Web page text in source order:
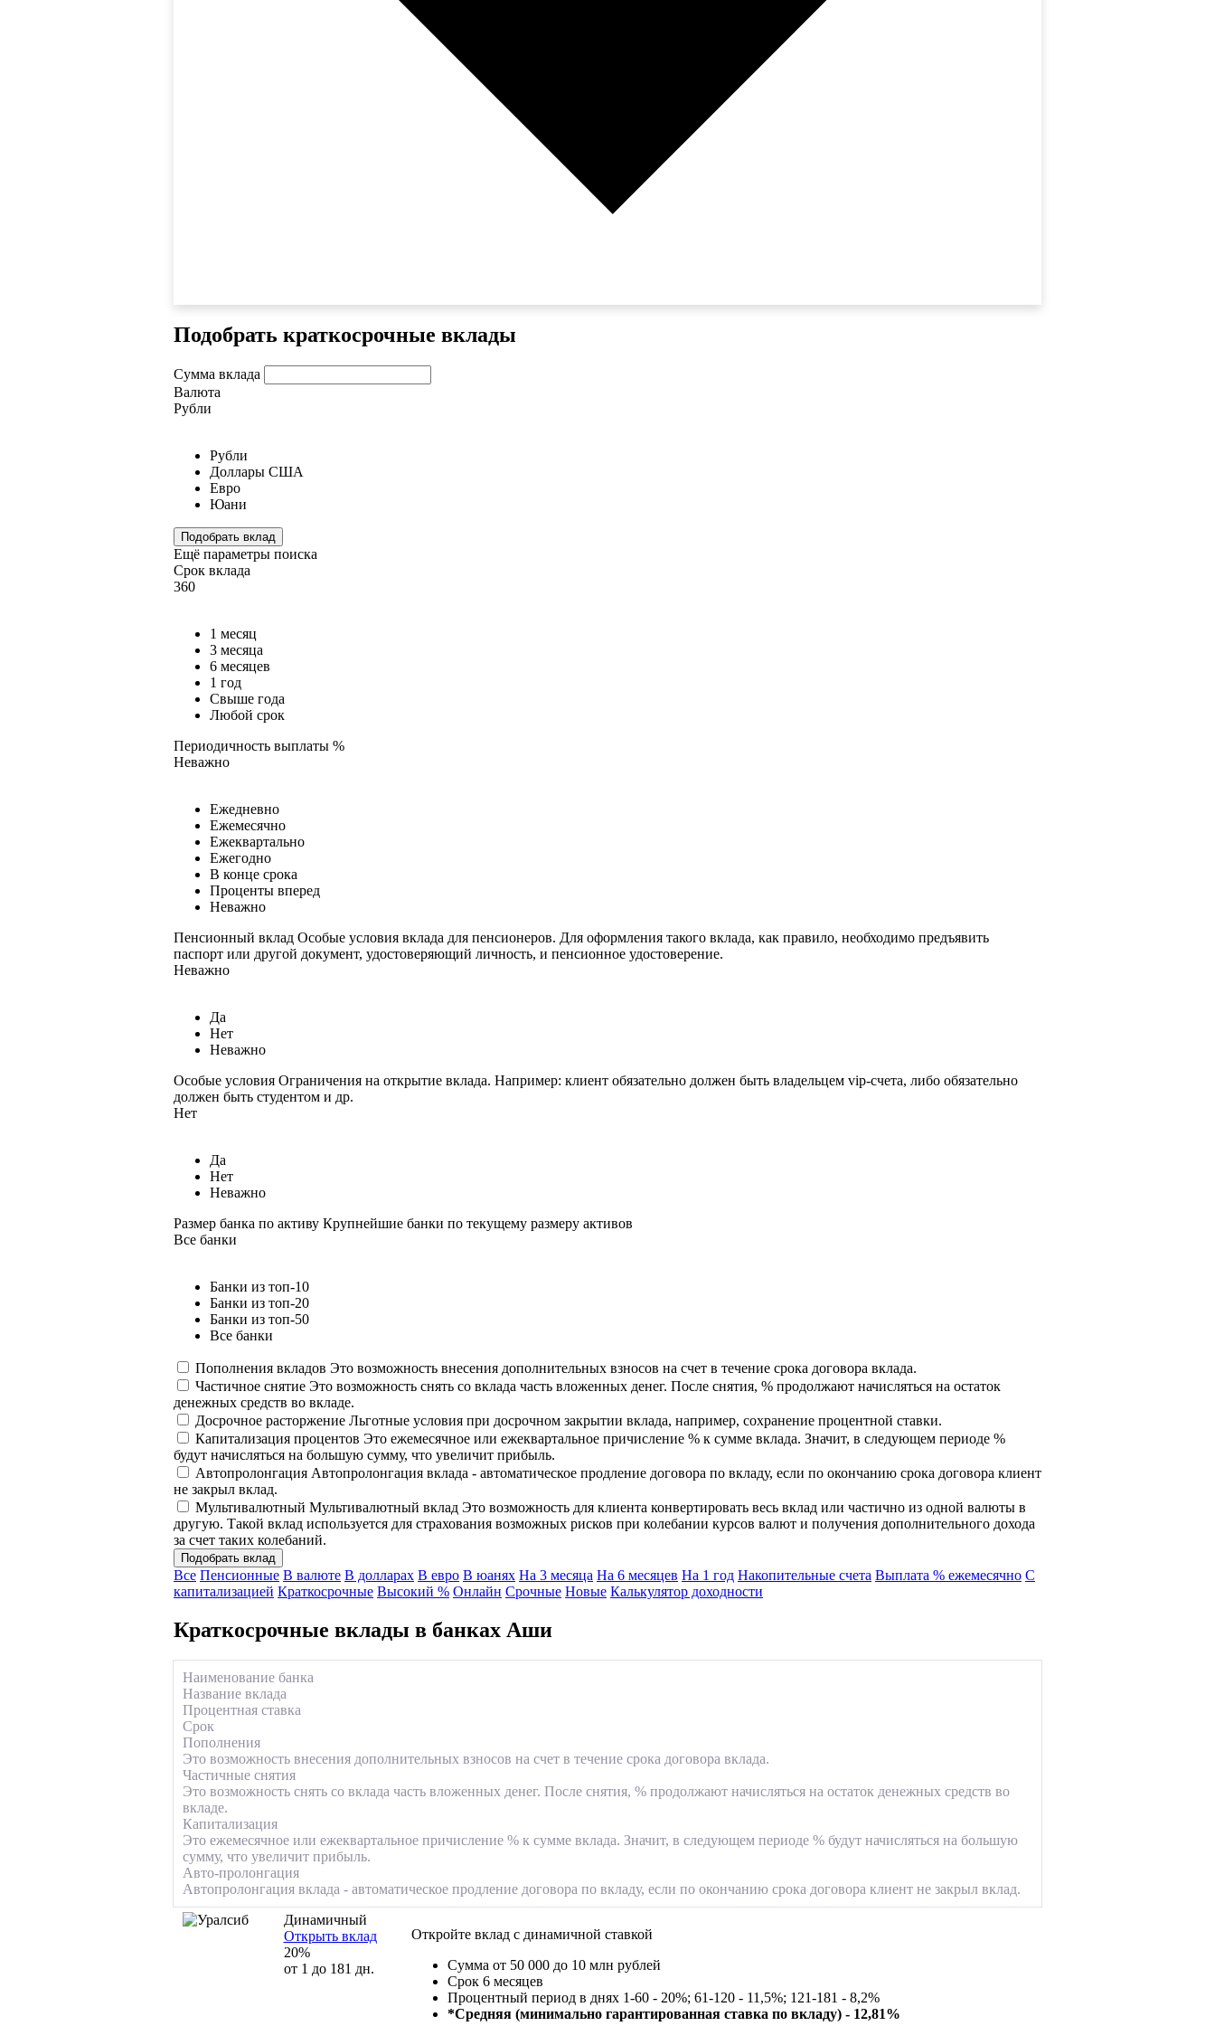
Подобрать краткосрочные вклады
Сумма вклада
Валюта
Рубли
Рубли
Доллары США
Евро
Юани
Подобрать вклад
Ещё параметры поиска
Срок вклада
360
1 месяц
3 месяца
6 месяцев
1 год
Свыше года
Любой срок
Периодичность выплаты %
Неважно
Ежедневно
Ежемесячно
Ежеквартально
Ежегодно
В конце срока
Проценты вперед
Неважно
Пенсионный вклад Особые условия вклада для пенсионеров. Для оформления такого вклада, как правило, необходимо предъявить
паспорт или другой документ, удостоверяющий личность, и пенсионное удостоверение.
Неважно
Да
Нет
Неважно
Особые условия Ограничения на открытие вклада. Например: клиент обязательно должен быть владельцем vip-счета, либо обязательно
должен быть студентом и др.
Нет
Да
Нет
Неважно
Размер банка по активу Крупнейшие банки по текущему размеру активов
Все банки
Банки из топ-10
Банки из топ-20
Банки из топ-50
Все банки
Пополнения вкладов Это возможность внесения дополнительных взносов на счет в течение срока договора вклада.
Частичное снятие Это возможность снять со вклада часть вложенных денег. После снятия, % продолжают начисляться на остаток
денежных средств во вкладе.
Досрочное расторжение Льготные условия при досрочном закрытии вклада, например, сохранение процентной ставки.
Капитализация процентов Это ежемесячное или ежеквартальное причисление % к сумме вклада. Значит, в следующем периоде %
будут начисляться на большую сумму, что увеличит прибыль.
Автопролонгация Автопролонгация вклада - автоматическое продление договора по вкладу, если по окончанию срока договора клиент
не закрыл вклад.
Мультивалютный Мультивалютный вклад Это возможность для клиента конвертировать весь вклад или частично из одной валюты в
другую. Такой вклад используется для страхования возможных рисков при колебании курсов валют и получения дополнительного дохода
за счет таких колебаний.
Подобрать вклад
Все Пенсионные В валюте В долларах В евро В юанях На 3 месяца На 6 месяцев На 1 год Накопительные счета Выплата % ежемесячно С
капитализацией Краткосрочные Высокий % Онлайн Срочные Новые Калькулятор доходности
Краткосрочные вклады в банках Аши
Наименование банка
Название вклада
Процентная ставка
Срок
Пополнения
Это возможность внесения дополнительных взносов на счет в течение срока договора вклада.
Частичные снятия
Это возможность снять со вклада часть вложенных денег. После снятия, % продолжают начисляться на остаток денежных средств во
вкладе.
Капитализация
Это ежемесячное или ежеквартальное причисление % к сумме вклада. Значит, в следующем периоде % будут начисляться на большую
сумму, что увеличит прибыль.
Авто-пролонгация
Автопролонгация вклада - автоматическое продление договора по вкладу, если по окончанию срока договора клиент не закрыл вклад.
Динамичный
Открыть вклад
20%
от 1 до 181 дн.
Откройте вклад с динамичной ставкой
Сумма от 50 000 до 10 млн рублей
Срок 6 месяцев
Процентный период в днях 1-60 - 20%; 61-120 - 11,5%; 121-181 - 8,2%
*Средняя (минимально гарантированная ставка по вкладу) - 12,81%